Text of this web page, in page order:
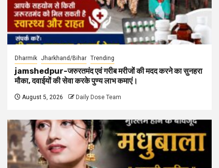
Dharmik Jharkhand/Bihar Trending
jamshedpur-जरुरतमंद एवं गरीब मरीजों की मदद करने का सुनहरा
मौका, दवाईयों की सेवा करके पुण्य लाभ कमाएं।
August 5, 2026 Daily Dose Team